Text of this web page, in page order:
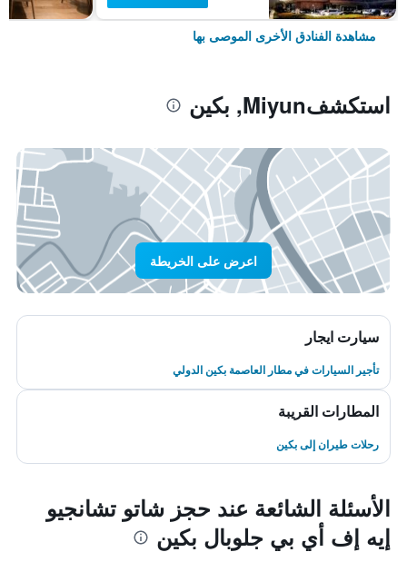
مشاهدة الفنادق الأخرى الموصى بها
استكشفMiyun, بكين
اعرض على الخريطة
سيارت ايجار
تأجير السيارات في مطار العاصمة بكين الدولي
المطارات القريبة
رحلات طيران إلى بكين
الأسئلة الشائعة عند حجز شاتو تشانجيو
إيه إف أي بي جلوبال بكين